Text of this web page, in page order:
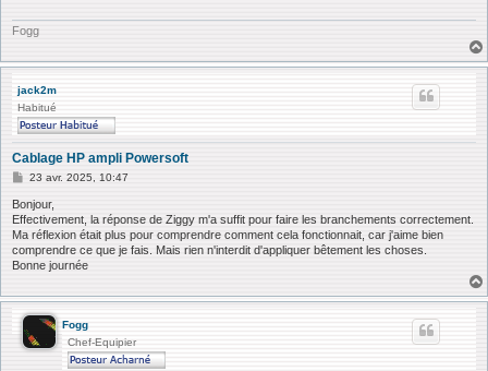
e
Fogg
jack2m
Habitué
Cablage HP ampli Powersoft
M
s
s
g
e
23 avr. 2025, 10:47
Bonjour,
Effectivement, la réponse de Ziggy m'a suffit pour faire les branchements correctement.
Ma réflexion était plus pour comprendre comment cela fonctionnait, car j'aime bien
comprendre ce que je fais. Mais rien n'interdit d'appliquer bêtement les choses.
Bonne journée
Fogg
Chef-Equipier